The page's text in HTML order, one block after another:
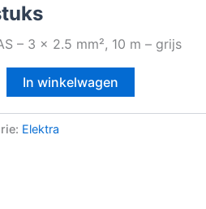
– 3 x 2.5 mm², 10 m – grijs
In winkelwagen
Elektra